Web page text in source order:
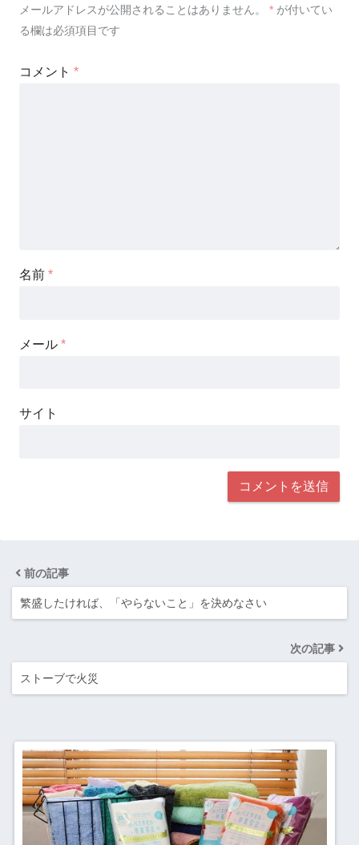
メールアドレスが公開されることはありません。 * が付いてい
る欄は必須項目です
コメント *
名前 *
メール *
サイト
前の記事
繁盛したければ、「やらないこと」を決めなさい
次の記事
ストーブで火災